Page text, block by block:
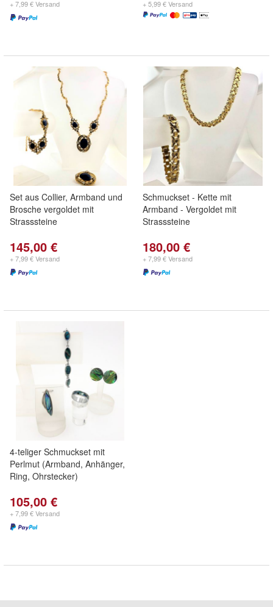
+ 7,99 € Versand + 5,99 € Versand
Set aus Collier, Armband und
Brosche vergoldet mit
Strasssteine
145,00 €
+ 7,99 € Versand
Schmuckset - Kette mit
Armband - Vergoldet mit
Strasssteine
180,00 €
+ 7,99 € Versand
4-teliger Schmuckset mit
Perlmut (Armband, Anhänger,
Ring, Ohrstecker)
105,00 €
+ 7,99 € Versand